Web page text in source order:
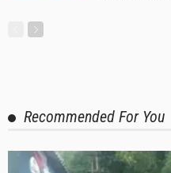
Recommended For You